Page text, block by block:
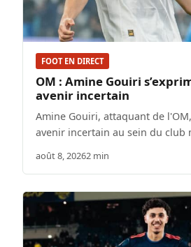
FOOT EN DIRECT
OM : Amine Gouiri
avenir incertain
Amine Gouiri, attaquant de
avenir incertain au sein du club
août 8, 20262 min